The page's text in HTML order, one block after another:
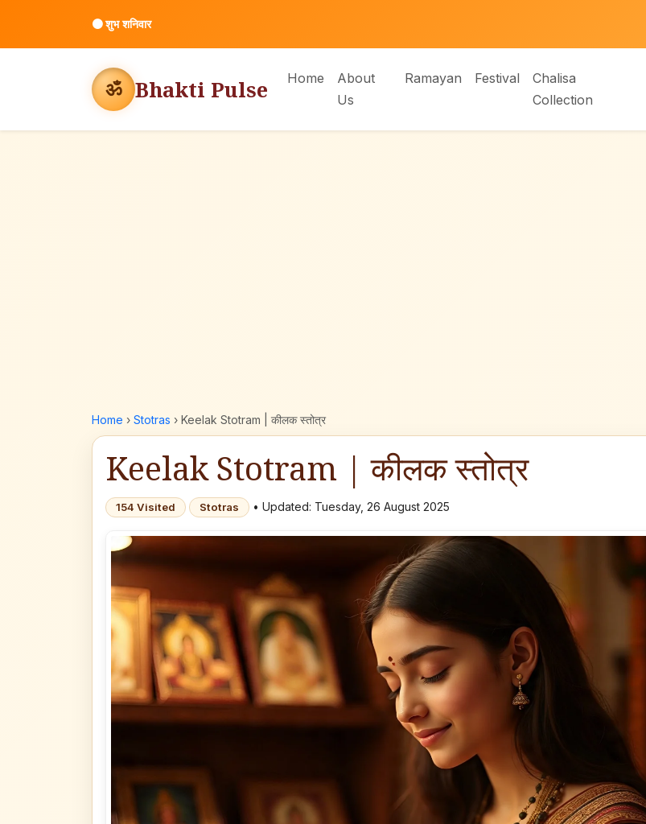
⚫शुभ शनिवार
ॐ Bhakti Pulse Home
About
Us
Ramayan Festival
Chalisa
Collection
Home › Stotras › Keelak Stotram | कीलक स्तोत्र
Keelak Stotram | कीलक स्तोत्र
154 Visited Stotras • Updated: Tuesday, 26 August 2025